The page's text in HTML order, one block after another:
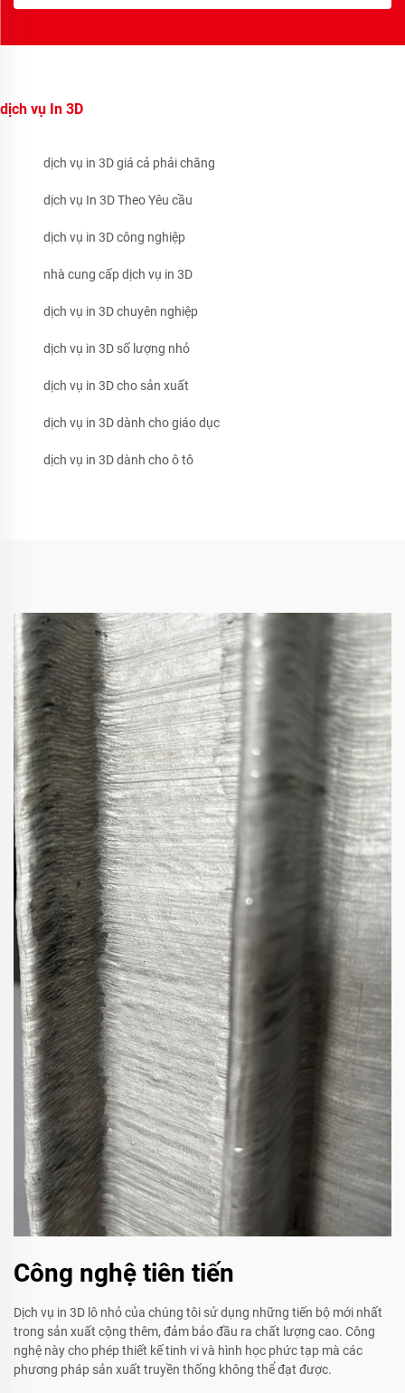
dịch vụ In 3D
dịch vụ in 3D giá cả phải chăng
dịch vụ In 3D Theo Yêu cầu
dịch vụ in 3D công nghiệp
nhà cung cấp dịch vụ in 3D
dịch vụ in 3D chuyên nghiệp
dịch vụ in 3D số lượng nhỏ
dịch vụ in 3D cho sản xuất
dịch vụ in 3D dành cho giáo dục
dịch vụ in 3D dành cho ô tô
Công nghệ tiên tiến
Dịch vụ in 3D lô nhỏ của chúng tôi sử dụng những tiến bộ mới nhất
trong sản xuất cộng thêm, đảm bảo đầu ra chất lượng cao. Công
nghệ này cho phép thiết kế tinh vi và hình học phức tạp mà các
phương pháp sản xuất truyền thống không thể đạt được.